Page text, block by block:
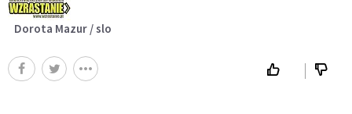
Dorota Mazur / slo